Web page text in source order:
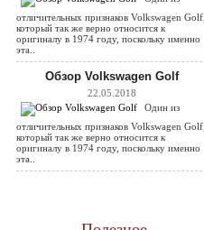
отличительных признаков Volkswagen Golf,
который так же верно относится к
оригиналу в 1974 году, поскольку именно
эта..
Обзор Volkswagen Golf
22.05.2018
Один из
отличительных признаков Volkswagen Golf,
который так же верно относится к
оригиналу в 1974 году, поскольку именно
эта..